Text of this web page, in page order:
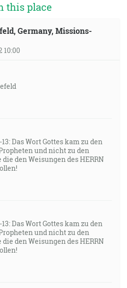
this place
Germany, Missions-
10:00
Das Wort Gottes kam zu den
und nicht zu den
den Weisungen des HERRN
Das Wort Gottes kam zu den
und nicht zu den
den Weisungen des HERRN